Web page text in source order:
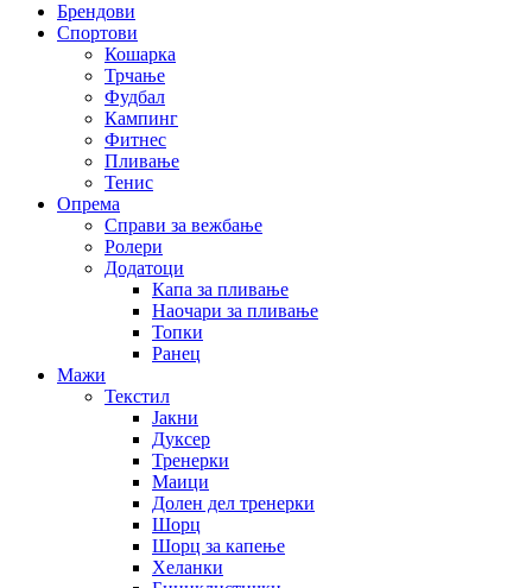
Брендови
Спортови
Кошарка
Трчање
Фудбал
Кампинг
Фитнес
Пливање
Тенис
Опрема
Справи за вежбање
Ролери
Додатоци
Капа за пливање
Наочари за пливање
Топки
Ранец
Мажи
Текстил
Јакни
Дуксер
Тренерки
Маици
Долен дел тренерки
Шорц
Шорц за капење
Хеланки